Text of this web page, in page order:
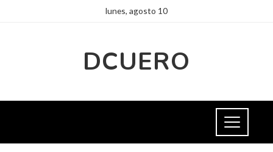
lunes, agosto 10
DCUERO